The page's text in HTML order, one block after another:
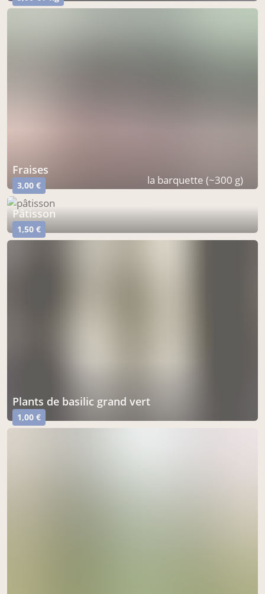
fraises
3,00 € la barquette (~300 g)
pâtisson
1,50 €
plants de basilic grand vert
1,00 €